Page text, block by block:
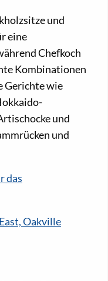
und
eine
Chefkoch
Kombinationen
Gerichte wie
und
und
das
Oakville